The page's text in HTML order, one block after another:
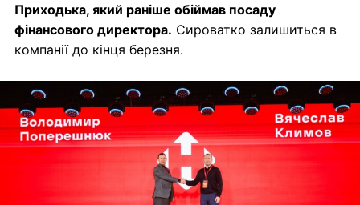
Приходька, який раніше обіймав посаду
фінансового директора. Сироватко залишиться в
компанії до кінця березня.